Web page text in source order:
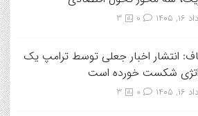
۱۴۰۵ 3
انتشار اخبار جعلی توسط ترامپ یک
شکست خورده است
۱۴۰۵ 3